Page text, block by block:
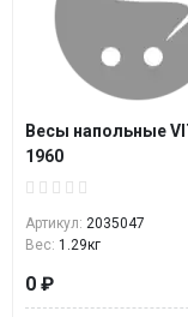
Весы напольные
1960
Артикул: 2035047
Вес: 1.29кг
0 ₽